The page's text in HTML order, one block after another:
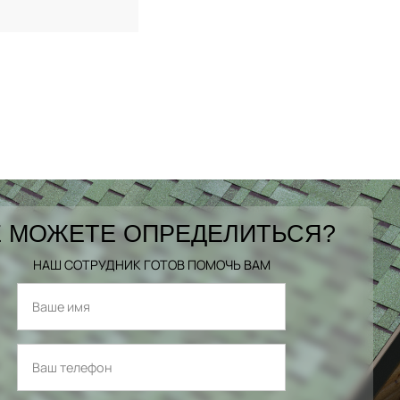
МОЖЕТЕ ОПРЕДЕЛИТЬСЯ?
НАШ СОТРУДНИК ГОТОВ ПОМОЧЬ ВАМ